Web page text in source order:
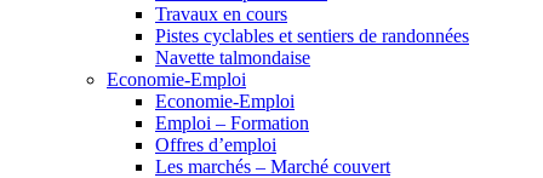
Travaux en cours
Pistes cyclables et sentiers de randonnées
Navette talmondaise
Economie-Emploi
Economie-Emploi
Emploi – Formation
Offres d’emploi
Les marchés – Marché couvert